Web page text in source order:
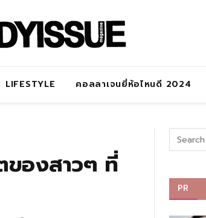
LIFESTYLE คอลลาเจนยี่ห้อไหนดี 2024
ของสาวๆ ที่
PR